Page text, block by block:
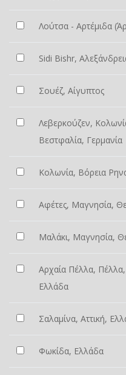
Λούτσα - Αρτέμιδα
Sidi Bishr,
Σουέζ, Αίγυπτος
Λεβερκούζεν,
Βεστφαλία, Γερμανία
Κολωνία, Βόρεια
Αφέτες, Μαγνησία,
Μαλάκι, Μαγνησία,
Αρχαία Πέλλα,
Ελλάδα
Σαλαμίνα, Αττική,
Φωκίδα, Ελλάδα